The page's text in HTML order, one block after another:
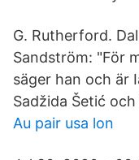
G. Rutherford.
Sandström: "För
säger han och är
Sadžida Šetić
Au pair usa lon